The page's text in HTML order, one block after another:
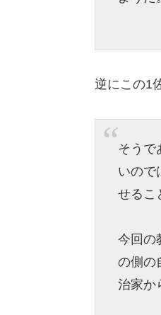
逆にこの1
そうで
いので
せるこ
今回の
の側の
治家か